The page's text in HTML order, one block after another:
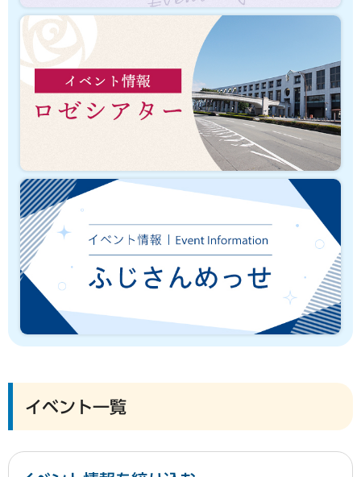
イベント一覧